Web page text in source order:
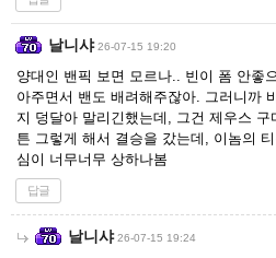
날니샤 26-07-15 19:20
양대인 밴픽 보면 모르나.. 빈이 폼 안좋
아주면서 밴도 배려해주잖아. 그러니까
지 덩달아 말리긴했는데, 그건 제우스
튼 그렇게 해서 결승을 갔는데, 이놈의
심이 너무너무 상하나봄
답글
날니샤 26-07-15 19:24